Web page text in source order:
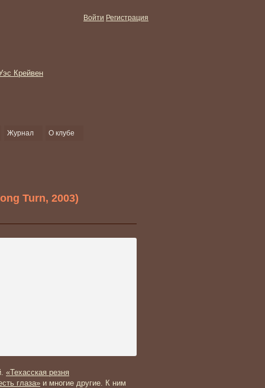
Войти Регистрация
Журнал О клубе
Turn, 2003)
«Техасская резня
глаза» и многие другие. К ним